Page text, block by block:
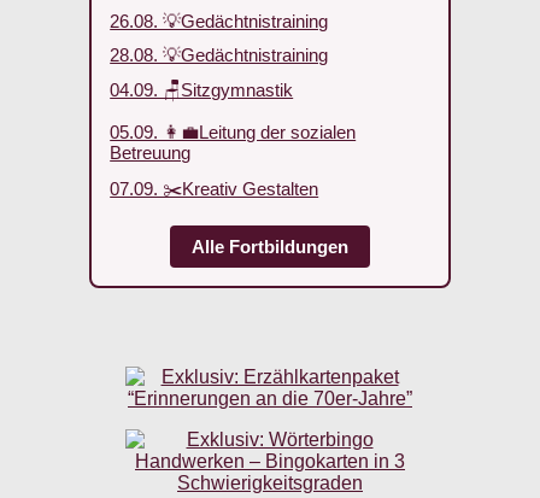
26.08. 💡Gedächtnistraining
28.08. 💡Gedächtnistraining
04.09. 🪑Sitzgymnastik
05.09. 👩‍💼Leitung der sozialen
Betreuung
07.09. ✂️Kreativ Gestalten
Alle Fortbildungen